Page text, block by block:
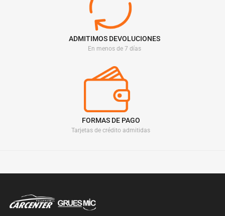
ADMITIMOS DEVOLUCIONES
En menos de 7 días
FORMAS DE PAGO
Tarjetas de crédito admitidas